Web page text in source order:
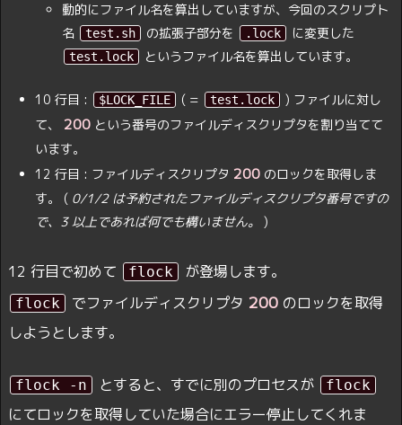
動的にファイル名を算出していますが、今回のスクリプト
名
test.sh の拡張子部分を .lock に変更した
test.lock というファイル名を算出しています。
10 行目 : $LOCK_FILE ( = test.lock
) ファイルに対し
て、 200 という番号のファイルディスクリプタを割り当てて
います。
12 行目 : ファイルディスクリプタ 200 のロックを取得しま
す。 ( 0/1/2 は予約されたファイルディスクリプタ番号ですの
で、3 以上であれば何でも構いません。
)
12 行目で初めて flock が登場します。
flock でファイルディスクリプタ 200 のロックを取得
しようとします。
flock -n とすると、すでに別のプロセスが flock
にてロックを取得していた場合にエラー停止してくれま